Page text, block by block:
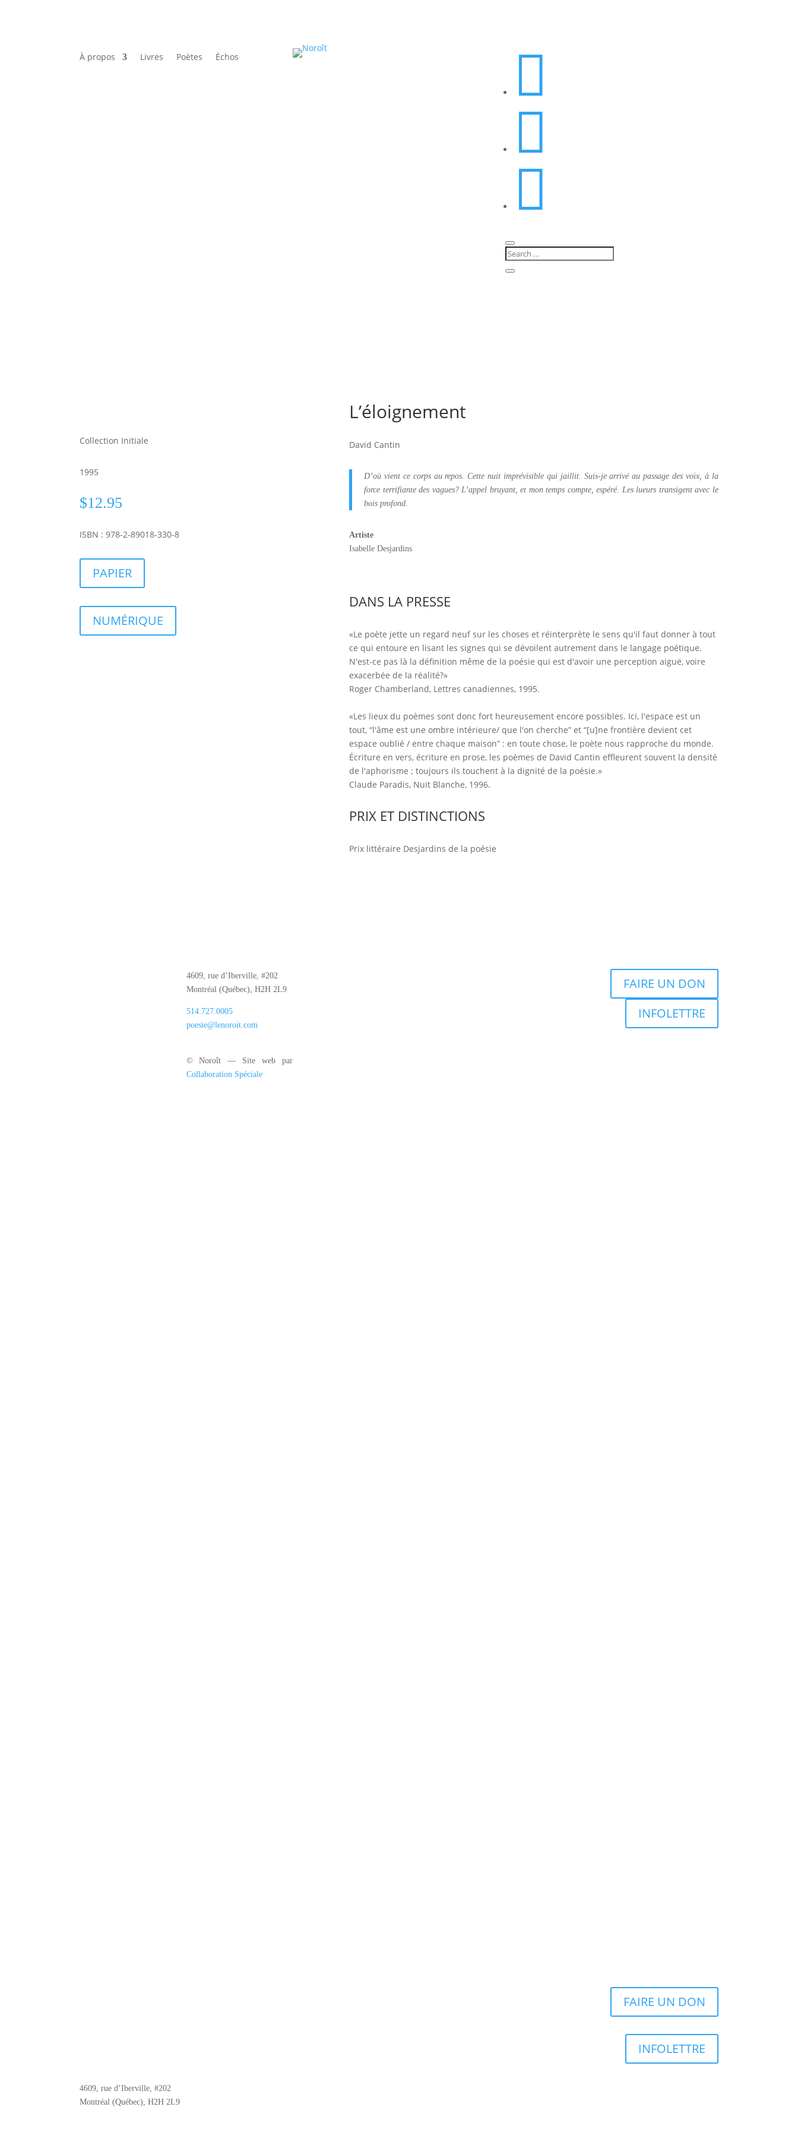
À propos Livres Poètes Échos



Collection Initiale
1995
$12.95
ISBN : 978-2-89018-330-8
PAPIER
NUMÉRIQUE
L’éloignement
David Cantin
D’où vient ce corps au repos. Cette nuit imprévisible qui jaillit. Suis-je arrivé au passage des voix, à la
force terrifiante des vagues? L’appel bruyant, et mon temps compte, espéré. Les lueurs transigent avec le
bois profond.
Artiste
Isabelle Desjardins
DANS LA PRESSE
«Le poète jette un regard neuf sur les choses et réinterprète le sens qu'il faut donner à tout
ce qui entoure en lisant les signes qui se dévoilent autrement dans le langage poétique.
N'est-ce pas là la définition même de la poésie qui est d'avoir une perception aiguë, voire
exacerbée de la réalité?»
Roger Chamberland, Lettres canadiennes, 1995.
«Les lieux du poèmes sont donc fort heureusement encore possibles. Ici, l'espace est un
tout, “l'âme est une ombre intérieure/ que l'on cherche” et “[u]ne frontière devient cet
espace oublié / entre chaque maison” : en toute chose, le poète nous rapproche du monde.
Écriture en vers, écriture en prose, les poèmes de David Cantin effleurent souvent la densité
de l'aphorisme ; toujours ils touchent à la dignité de la poésie.»
Claude Paradis, Nuit Blanche, 1996.
PRIX ET DISTINCTIONS
Prix littéraire Desjardins de la poésie
4609, rue d’Iberville, #202
Montréal (Québec), H2H 2L9
514.727.0005
poesie@lenoroit.com
© Noroît — Site web par
Collaboration Spéciale
FAIRE UN DON
INFOLETTRE
FAIRE UN DON
INFOLETTRE
4609, rue d’Iberville, #202
Montréal (Québec), H2H 2L9